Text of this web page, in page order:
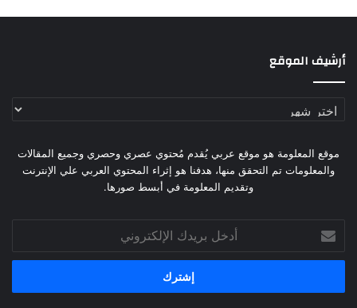
أرشيف الموقع
أرشيف
موقع المعلومة هو موقع عربي يُقدم مُحتوي عصري وحصري وجميع المقالات
والمعلومات تم التحقق منها، هدفنا هو إثراء المحتوي العربي علي الإنترنت
وتقديم المعلومة في أبسط صورها.
بريدك
الإلكتروني